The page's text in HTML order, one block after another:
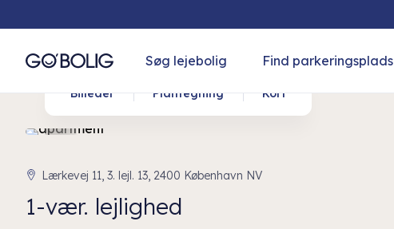
Søg lejebolig Find parkeringsplads
Billeder Plantegning Kort
Lærkevej 11, 3. lejl. 13, 2400 København NV
1-vær. lejlighed